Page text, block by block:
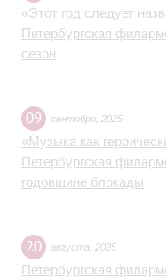
«Этот год следует
Петербургская
сезон
09 сентября 2025
«Музыка как
Петербургская
годовщине блокады
20 августа 2025
Петербургская